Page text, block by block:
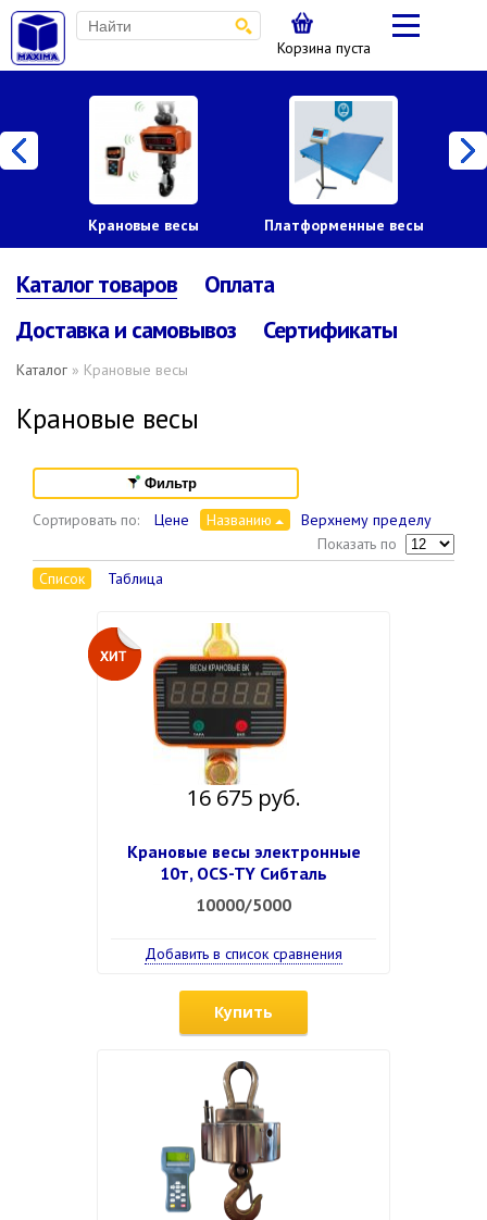
Корзина пуста
Крановые весы Платформенные весы
Каталог товаров
Оплата
Доставка и самовывоз
Сертификаты
Каталог » Крановые весы
Крановые весы
Фильтр
Сортировать по: Цене Названию
Верхнему пределу
Показать по
Список
Таблица
16 675 руб.
Крановые весы электронные
10т, OCS-TY Сибталь
10000/5000
Добавить в список сравнения
Купить